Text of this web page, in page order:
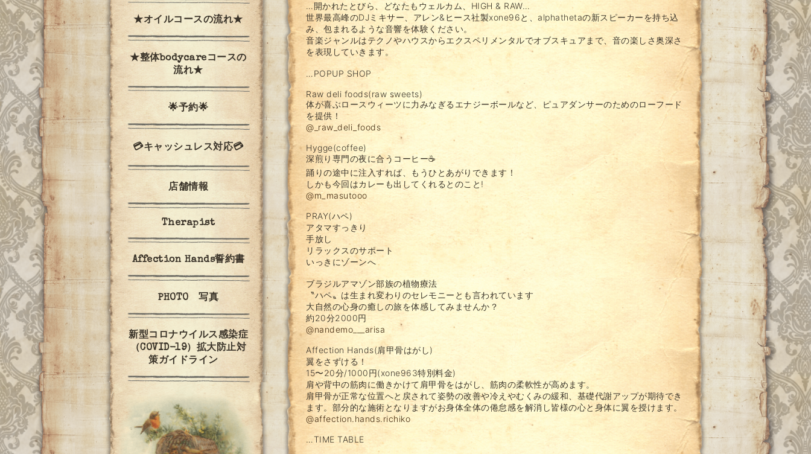
…開かれたとびら、どなたもウェルカム、HIGH & RAW…
世界最高峰のDJミキサー、アレン&ヒース社製xone96と、alphathetaの新スピーカーを持ち込
み、包まれるような音響を体験ください。
音楽ジャンルはテクノやハウスからエクスペリメンタルでオブスキュアまで、音の楽しさ奥深さ
を表現していきます。
…POPUP SHOP
Raw deli foods(raw sweets)
体が喜ぶロースウィーツに力みなぎるエナジーボールなど、ピュアダンサーのためのローフード
を提供！
@_raw_deli_foods
Hygge(coffee)
深煎り専門の夜に合うコーヒー☕️
踊りの途中に注入すれば、もうひとあがりできます！
しかも今回はカレーも出してくれるとのこと!
@m_masutooo
PRAY(ハペ)
アタマすっきり
手放し
リラックスのサポート
いっきにゾーンへ
ブラジルアマゾン部族の植物療法
〝ハペ〟は生まれ変わりのセレモニーとも言われています
大自然の心身の癒しの旅を体感してみませんか？
約20分2000円
@nandemo___arisa
Affection Hands(肩甲骨はがし)
翼をさずける！
15〜20分/1000円(xone963特別料金)
肩や背中の筋肉に働きかけて肩甲骨をはがし、筋肉の柔軟性が高めます。
肩甲骨が正常な位置へと戻されて姿勢の改善や冷えやむくみの緩和、基礎代謝アップが期待でき
ます。部分的な施術となりますがお身体全体の倦怠感を解消し皆様の心と身体に翼を授けます。
@affection.hands.richiko
…TIME TABLE
★オイルコースの流れ★
★整体bodycareコースの
流れ★
🌟予約🌟
💳キャッシュレス対応💳
店舗情報
Therapist
Affection Hands誓約書
PHOTO 写真
新型コロナウイルス感染症
（COVID-19）拡大防止対
策ガイドライン